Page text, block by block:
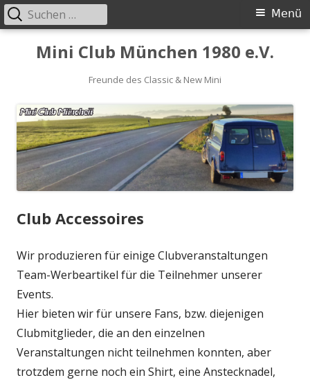
Mini Club München 1980 e.V.
Freunde des Classic & New Mini
Primäres
Menü
Menü
Suchen
nach:
Club Accessoires
Wir produzieren für einige Clubveranstaltungen
Team-Werbeartikel für die Teilnehmer unserer
Events.
Hier bieten wir für unsere Fans, bzw. diejenigen
Clubmitglieder, die an den einzelnen
Veranstaltungen nicht teilnehmen konnten, aber
trotzdem gerne noch ein Shirt, eine Anstecknadel,